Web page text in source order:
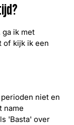
ga ik met
of kijk ik een
niet en
name
'Basta' over